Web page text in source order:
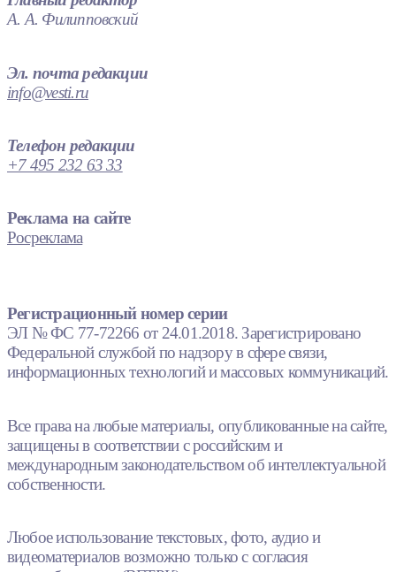
А. А. Филипповский
Эл. почта редакции
info@vesti.ru
Телефон редакции
+7 495 232 63 33
Реклама на сайте
Росреклама
Регистрационный номер серии
ЭЛ № ФС 77-72266 от 24.01.2018. Зарегистрировано
Федеральной службой по надзору в сфере связи,
информационных технологий и массовых коммуникаций.
Все права на любые материалы, опубликованные на сайте,
защищены в соответствии с российским и
международным законодательством об интеллектуальной
собственности.
Любое использование текстовых, фото, аудио и
видеоматериалов возможно только с согласия